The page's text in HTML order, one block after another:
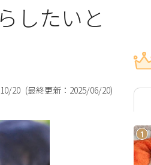
したいと
20 (最終更新： 2025/06/20)
1